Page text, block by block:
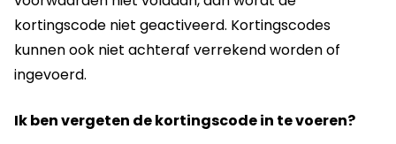
kortingscode niet geactiveerd. Kortingscodes
kunnen ook niet achteraf verrekend worden of
ingevoerd.
Ik ben vergeten de kortingscode in te voeren?